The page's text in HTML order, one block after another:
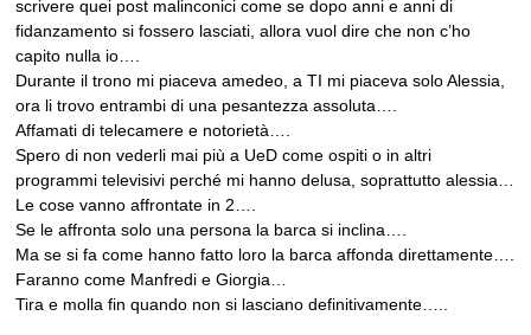
scrivere quei post malinconici come se dopo anni e anni di
fidanzamento si fossero lasciati, allora vuol dire che non c’ho
capito nulla io….
Durante il trono mi piaceva amedeo, a TI mi piaceva solo Alessia,
ora li trovo entrambi di una pesantezza assoluta….
Affamati di telecamere e notorietà….
Spero di non vederli mai più a UeD come ospiti o in altri
programmi televisivi perché mi hanno delusa, soprattutto alessia…
Le cose vanno affrontate in 2….
Se le affronta solo una persona la barca si inclina….
Ma se si fa come hanno fatto loro la barca affonda direttamente….
Faranno come Manfredi e Giorgia…
Tira e molla fin quando non si lasciano definitivamente…..